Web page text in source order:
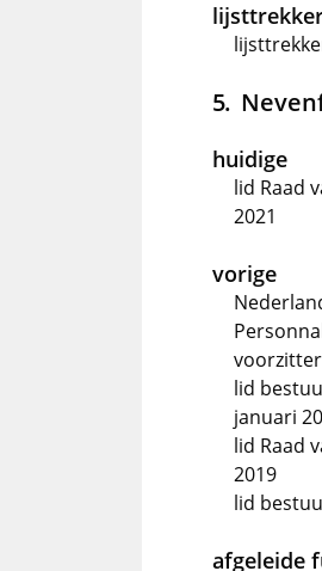
huidige
lid Raad
2021
vorige
lid
januari
lid Raad
2019
lid
afgeleide